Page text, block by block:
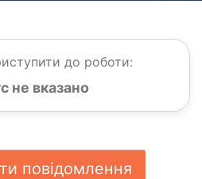
до роботи:
не вказано
повідомлення